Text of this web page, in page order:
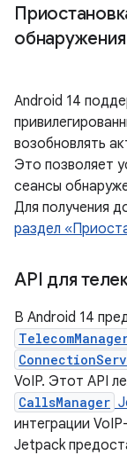
Android 14
возобновлять
Это позволяет
сеансы
Для получения
раздел
API для
В Android 14
VoIP. Этот API
CallsManager
интеграции
Jetpack